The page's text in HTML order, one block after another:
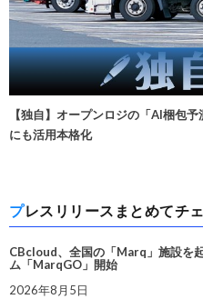
【独自】オープンロジの「AI梱包
にも活用本格化
プレスリリースまとめてチ
CBcloud、全国の「Marq」施設を
ム「MarqGO」開始
2026年8月5日